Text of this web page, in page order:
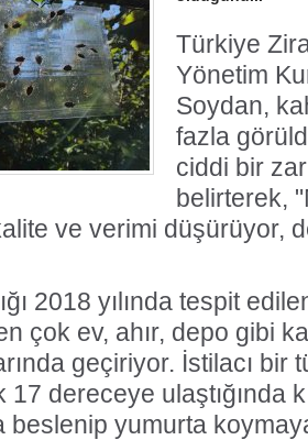
Türkiye
Yönetim
Soydan,
fazla
ciddi bir
belirterek,
ve verimi düşürüyor,
2018 yılında tespit
çok ev, ahır, depo gibi
geçiriyor. İstilacı
17 dereceye ulaştığında
beslenip yumurta